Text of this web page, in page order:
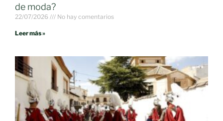
de moda?
22/07/2026 No hay comentarios
Leer más »